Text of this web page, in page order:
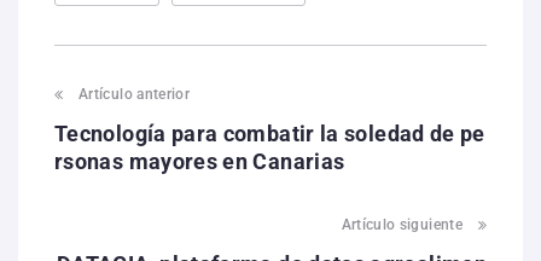
Artículo anterior
Tecnología para combatir la soledad de pe
rsonas mayores en Canarias
Artículo siguiente